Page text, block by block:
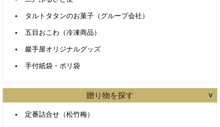
タルトタタンのお菓子（グループ会社）
五目おこわ（冷凍商品）
巖手屋オリジナルグッズ
手付紙袋・ポリ袋
贈り物を探す
定番詰合せ（松竹梅）